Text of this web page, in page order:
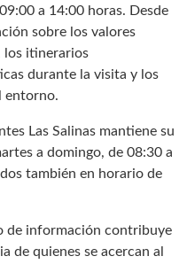
a 14:00 horas. Desde
sobre los valores
los itinerarios
durante la visita y los
entorno.
Las Salinas mantiene su
a domingo, de 08:30 a
también en horario de
de información contribuye
de quienes se acercan al